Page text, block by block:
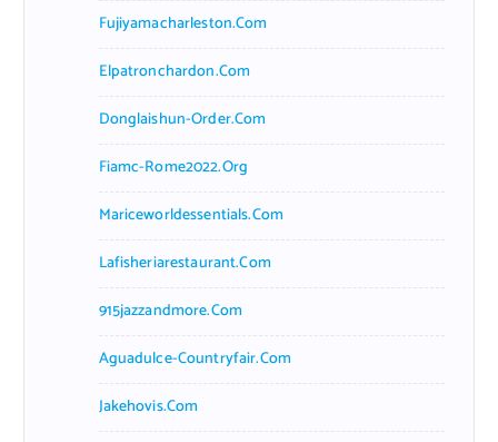
Fujiyamacharleston.com
Elpatronchardon.com
Donglaishun-Order.com
Fiamc-Rome2022.org
Mariceworldessentials.com
Lafisheriarestaurant.com
915jazzandmore.com
Aguadulce-Countryfair.com
Jakehovis.com